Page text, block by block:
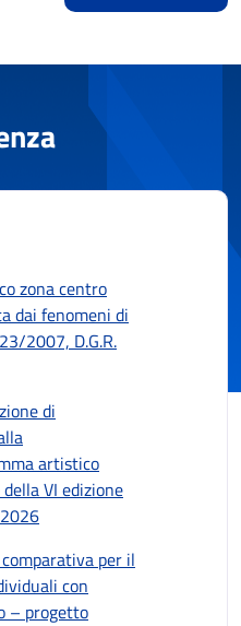
zona centro
dai fenomeni di
2007, D.G.R.
di
artistico
VI edizione
per il
con
– progetto